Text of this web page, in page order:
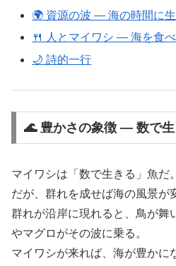
🌍 資源の波 ― 海の時間に
🍴 人とマイワシ ― 海を食
🌙 詩的一行
🌊 豊かさの象徴 ― 数で
マイワシは「数で生きる」魚だ
だが、群れを成せば海の風景が
群れが沿岸に現れると、鳥が舞
やマグロがその波に乗る。
マイワシが来れば、海が豊か